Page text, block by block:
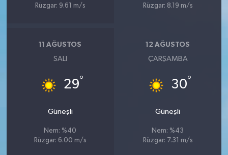
Rüzgar: 9.61 m/s
Rüzgar: 8.19 m/s
11 AĞUSTOS
SALI
29°
Güneşli
Nem: %40
Rüzgar: 6.00 m/s
12 AĞUSTOS
ÇARŞAMBA
30°
Güneşli
Nem: %43
Rüzgar: 7.31 m/s